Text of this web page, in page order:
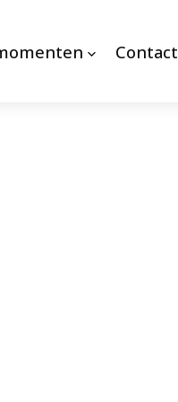
Contact